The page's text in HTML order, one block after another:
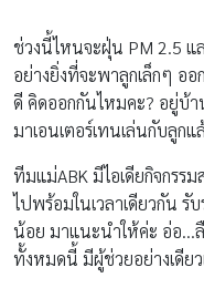
ช่วงนี้ไหนจะฝุ่น PM 2.5 แ
อย่างยิ่งที่จะพาลูกเล็กๆ อ
ดี คิดออกกันไหมคะ? อยู่บ้า
มาเอนเตอร์เทนเล่นกับลูกแ
ทีมแม่ABK มีไอเดียกิจกรร
ไปพร้อมในเวลาเดียวกัน
น้อย มาแนะนำให้ค่ะ อ่อ…
ทั้งหมดนี้ มีผู้ช่วยอย่างเดีย